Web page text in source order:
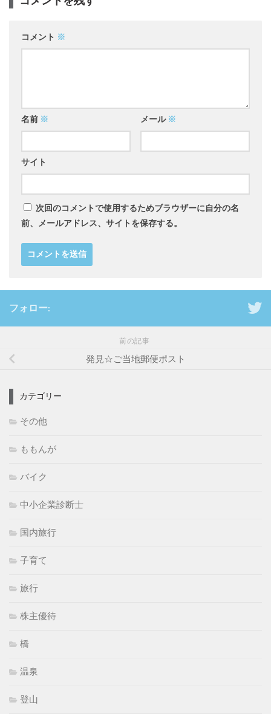
コメント ※
名前 ※ メール ※
サイト
次回のコメントで使用するためブラウザーに自分の名
前、メールアドレス、サイトを保存する。
フォロー:
前の記事
発見☆ご当地郵便ポスト
カテゴリー
その他
ももんが
バイク
中小企業診断士
国内旅行
子育て
旅行
株主優待
橋
温泉
登山